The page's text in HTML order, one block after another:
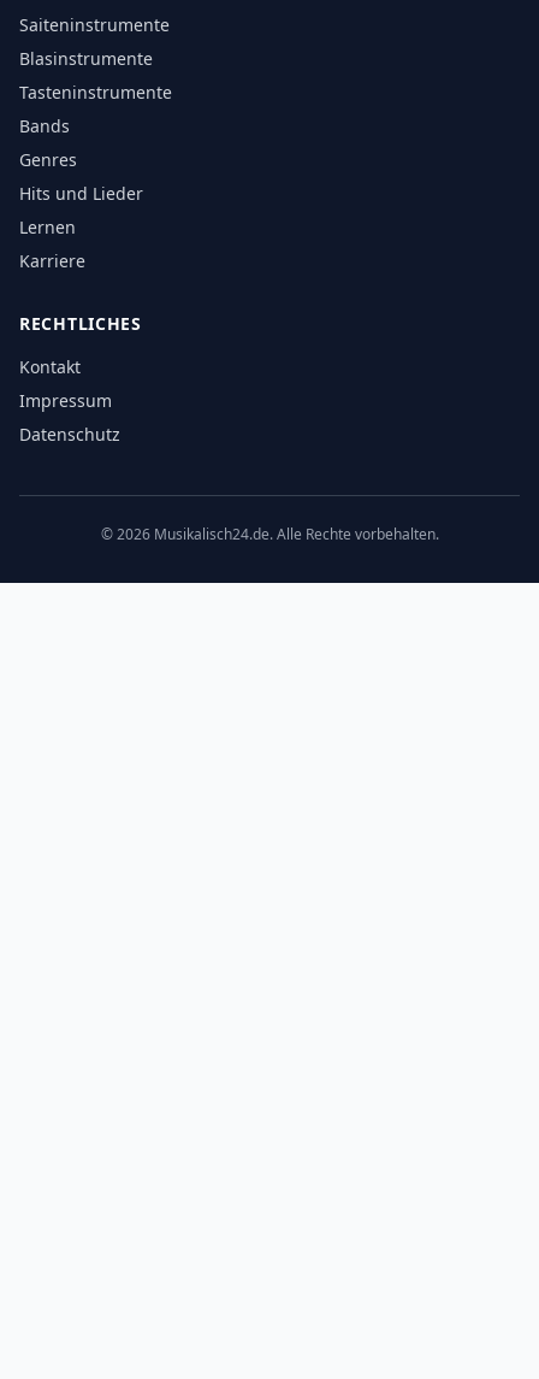
Saiteninstrumente
Blasinstrumente
Tasteninstrumente
Bands
Genres
Hits und Lieder
Lernen
Karriere
RECHTLICHES
Kontakt
Impressum
Datenschutz
©2026Musikalisch24.de. Alle Rechte vorbehalten.